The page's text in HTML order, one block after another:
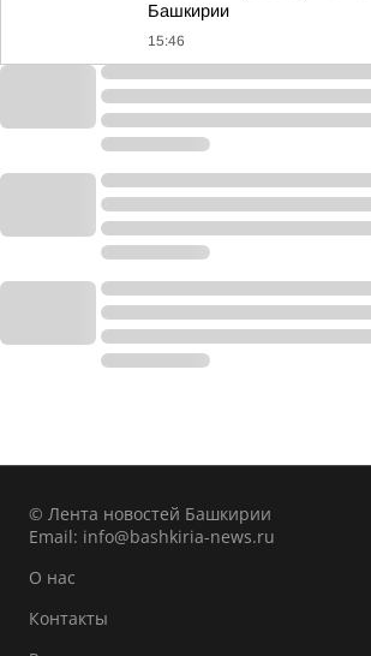
Башкирии
15:46
© Лента новостей Башкирии
Email: info@bashkiria-news.ru
О нас
Контакты